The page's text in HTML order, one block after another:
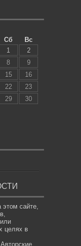
Сб
Вс
1
2
8
9
15
16
22
23
29
30
сайте,
целях в